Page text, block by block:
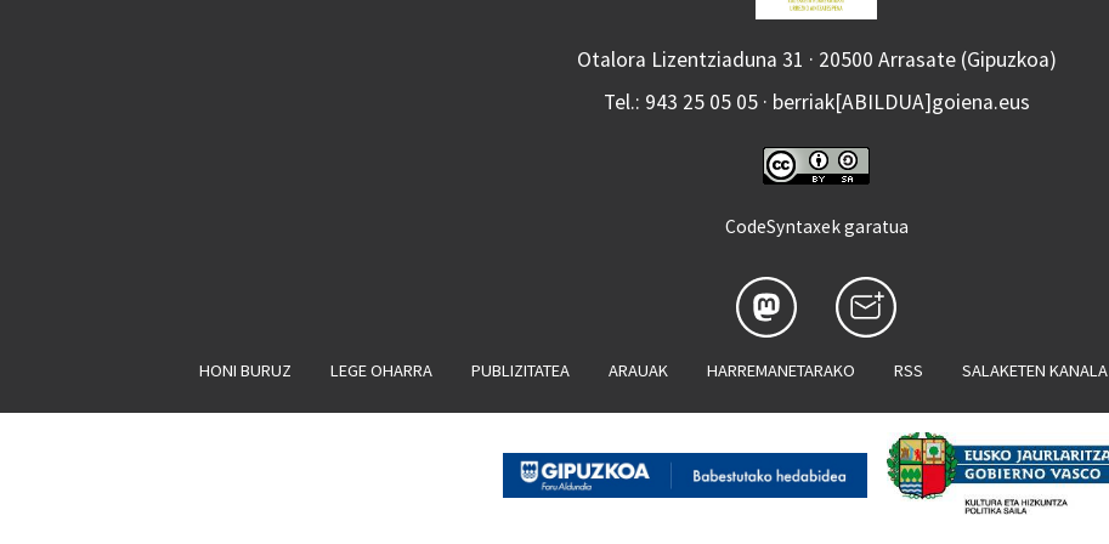
Otalora Lizentziaduna 31 · 20500 Arrasate (Gipuzkoa)
Tel.: 943 25 05 05 · berriak[ABILDUA]goiena.eus
CodeSyntaxek garatua
HONI BURUZ LEGE OHARRA PUBLIZITATEA ARAUAK HARREMANETARAKO RSS SALAKETEN KANALA